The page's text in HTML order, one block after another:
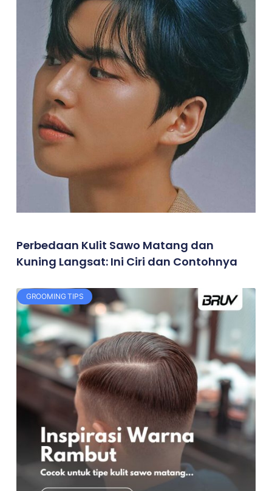
Perbedaan Kulit Sawo Matang dan
Kuning Langsat: Ini Ciri dan Contohnya
GROOMING TIPS